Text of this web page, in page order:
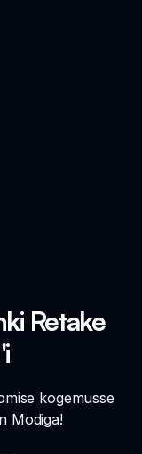
Retake
kogemusse
Modiga!